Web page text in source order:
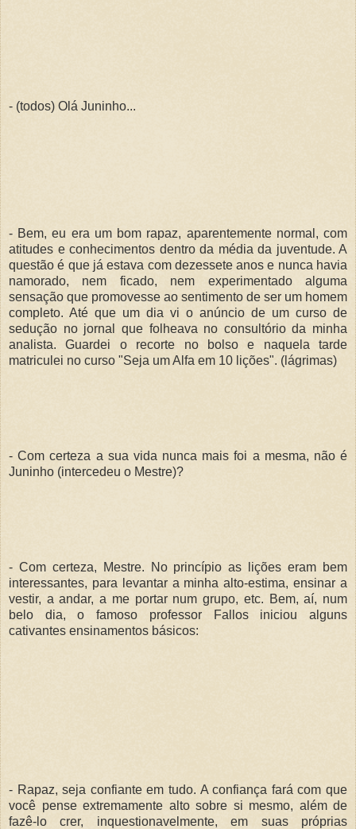
- (todos) Olá Juninho...
- Bem, eu era um bom rapaz, aparentemente normal, com
atitudes e conhecimentos dentro da média da juventude. A
questão é que já estava com dezessete anos e nunca havia
namorado, nem ficado, nem experimentado alguma
sensação que promovesse ao sentimento de ser um homem
completo. Até que um dia vi o anúncio de um curso de
sedução no jornal que folheava no consultório da minha
analista. Guardei o recorte no bolso e naquela tarde
matriculei no curso "Seja um Alfa em 10 lições". (lágrimas)
- Com certeza a sua vida nunca mais foi a mesma, não é
Juninho (intercedeu o Mestre)?
- Com certeza, Mestre. No princípio as lições eram bem
interessantes, para levantar a minha alto-estima, ensinar a
vestir, a andar, a me portar num grupo, etc. Bem, aí, num
belo dia, o famoso professor Fallos iniciou alguns
cativantes ensinamentos básicos:
- Rapaz, seja confiante em tudo. A confiança fará com que
você pense extremamente alto sobre si mesmo, além de
fazê-lo crer, inquestionavelmente, em suas próprias